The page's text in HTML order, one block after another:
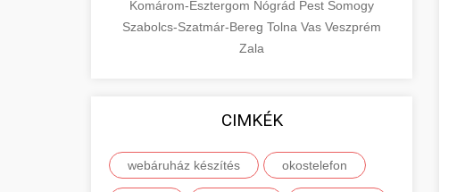
Komárom-Esztergom Nógrád Pest Somogy
Szabolcs-Szatmár-Bereg Tolna Vas Veszprém
Zala
CIMKÉK
webáruház készítés okostelefon